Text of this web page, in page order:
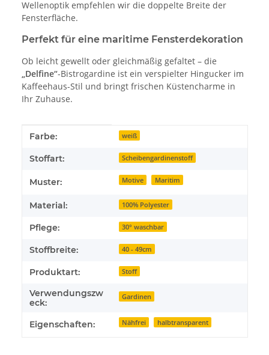
Wellenoptik empfehlen wir die doppelte Breite der
Fensterfläche.
Perfekt für eine maritime Fensterdekoration
Ob leicht gewellt oder gleichmäßig gefaltet – die
„Delfine“-Bistrogardine ist ein verspielter Hingucker im
Kaffeehaus-Stil und bringt frischen Küstencharme in
Ihr Zuhause.
Produkteigenschaft
Wert
Farbe: weiß
Stoffart: Scheibengardinenstoff
Muster: Motive Maritim
Material: 100% Polyester
Pflege: 30° waschbar
Stoffbreite: 40 - 49cm
Produktart: Stoff
Verwendungszw
eck:
Gardinen
Eigenschaften: Nähfrei halbtransparent